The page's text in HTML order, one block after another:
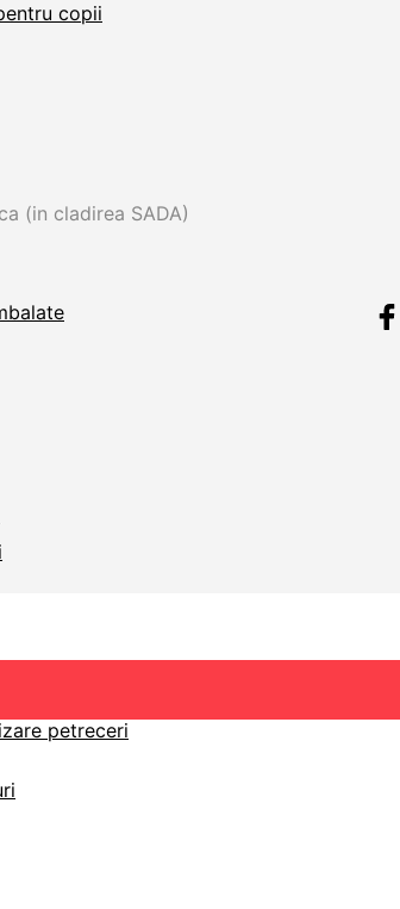
copii
petreceri
(in cladirea SADA)